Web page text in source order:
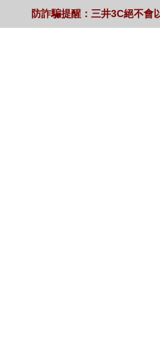
防詐騙提醒：三井3C絕不會